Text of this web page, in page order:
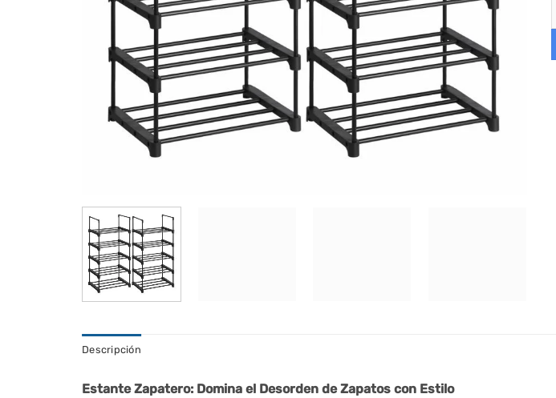
Descripción
Estante Zapatero: Domina el Desorden de Zapatos con Estilo